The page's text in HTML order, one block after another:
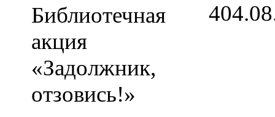
Библиотечная
акция
«Задолжник,
отзовись!»
4